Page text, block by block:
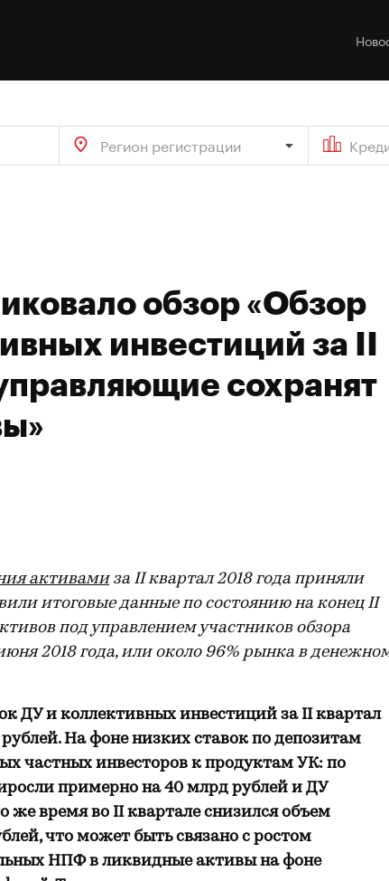
Регион регистрации
обзор «Обзор
инвестиций за II
сохранят
активамиза II квартал 2018 года приняли
итоговые данные по состоянию на конец II
под управлением участников обзора
2018 года, или около 96% рынка в
ДУ и коллективных инвестиций за II квартал
. На фоне низких ставок по депозитам
частных инвесторов к продуктам УК: по
примерно на 40 млрд рублей и ДУ
же время во IIквартале снизился объем
что может быть связано с ростом
НПФ в ликвидные активы на фоне